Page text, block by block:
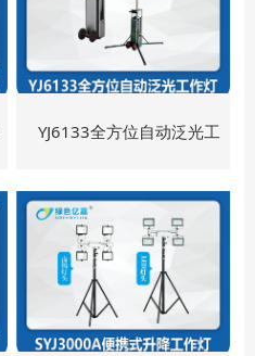
YJ6133全方位自动泛光工
作灯